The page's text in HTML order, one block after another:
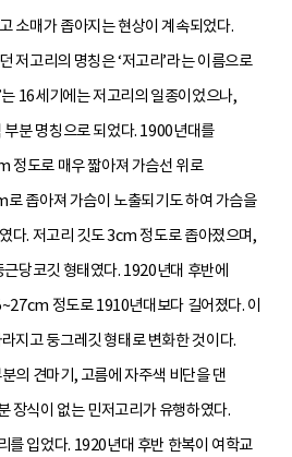
소매가 좁아지는 현상이 계속되었다.
저고리의 명칭은 ‘저고리’라는 이름으로
16세기에는 저고리의 일종이었으나,
분 명칭으로 되었다. 1900년대를
정도로 매우 짧아져 가슴선 위로
좁아져 가슴이 노출되기도 하여 가슴을
다. 저고리 깃도 3cm 정도로 좁아졌으며,
당코깃 형태였다. 1920년대 후반에
정도로 1910년대보다 길어졌다. 이
지고 둥그레깃 형태로 변화한 것이다.
의 견마기, 고름에 자주색 비단을 댄
장식이 없는 민저고리가 유행하였다.
를 입었다. 1920년대 후반 한복이 여학교